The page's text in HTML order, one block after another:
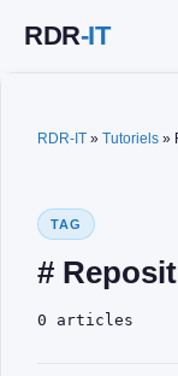
RDR-IT » Tutoriels »
TAG
#
0 articles